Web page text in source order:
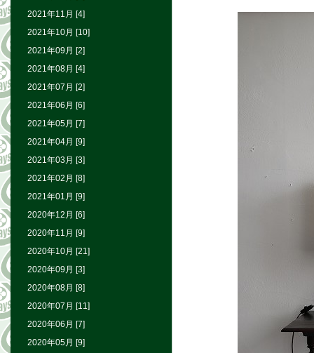
2021年11月 [4]
2021年10月 [10]
2021年09月 [2]
2021年08月 [4]
2021年07月 [2]
2021年06月 [6]
2021年05月 [7]
2021年04月 [9]
2021年03月 [3]
2021年02月 [8]
2021年01月 [9]
2020年12月 [6]
2020年11月 [9]
2020年10月 [21]
2020年09月 [3]
2020年08月 [8]
2020年07月 [11]
2020年06月 [7]
2020年05月 [9]